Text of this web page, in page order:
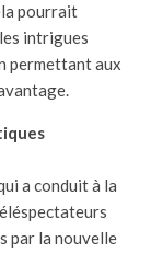
pourrait
intrigues
permettant aux
a conduit à la
par la nouvelle